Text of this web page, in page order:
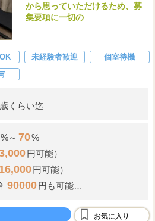
から思っていただけるため、募
集要項に一切の
未経験者歓迎
個室待機
歳くらい迄
%～ 70%
円可能）
16,000円可能）
90000円も可能
をご用意してます
の集客率
お気に入り